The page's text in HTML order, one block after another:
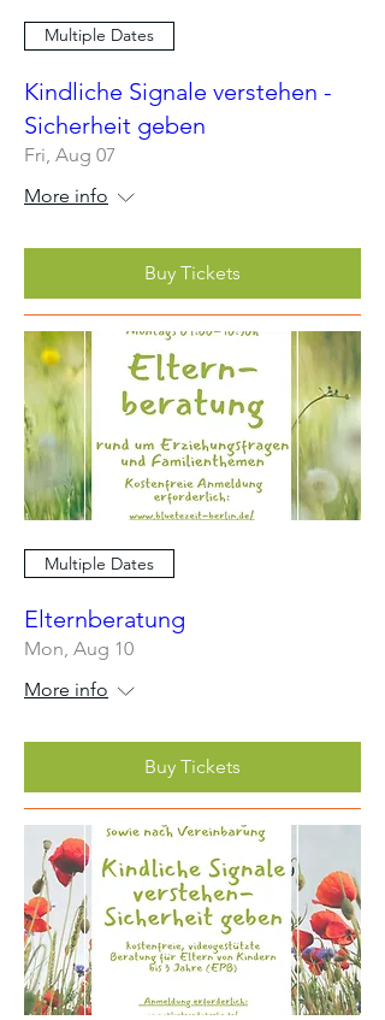
Multiple Dates
Kindliche Signale verstehen -
Sicherheit geben
Fri, Aug 07
More info
Buy Tickets
Multiple Dates
Elternberatung
Mon, Aug 10
More info
Buy Tickets